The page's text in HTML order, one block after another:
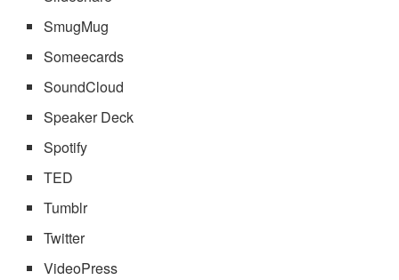
SmugMug
Someecards
SoundCloud
Speaker Deck
Spotify
TED
Tumblr
Twitter
VideoPress